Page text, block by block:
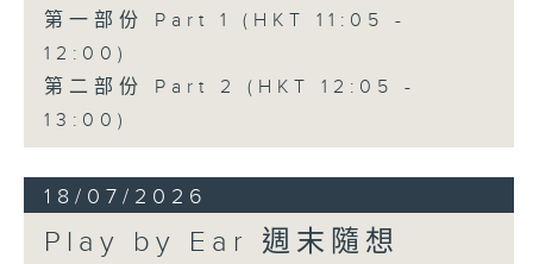
第一部份 Part 1 (HKT 11:05 -
12:00)
第二部份 Part 2 (HKT 12:05 -
13:00)
18/07/2026
Play by Ear 週末隨想